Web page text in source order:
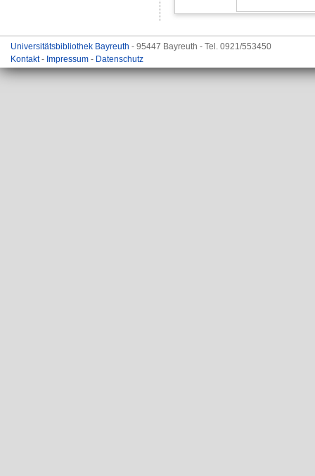
Universitätsbibliothek Bayreuth - 95447 Bayreuth - Tel. 0921/553450
Kontakt- Impressum - Datenschutz